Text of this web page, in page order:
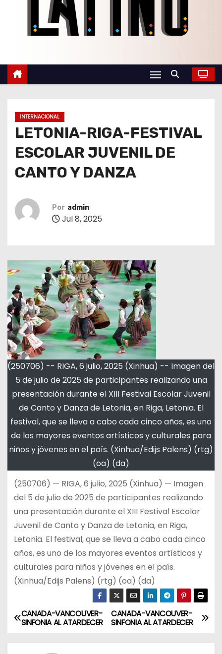
INTERNACIONAL
LETONIA-RIGA-FESTIVAL
ESCOLAR JUVENIL DE
CANTO Y DANZA
Por admin
Jul 8, 2025
(250706) -- RIGA, 6 julio, 2025 (Xinhua) -- Imagen del
5 de julio de 2025 de participantes realizando una
presentación durante el XIII Festival Escolar Juvenil
de Canto y Danza de Letonia, en Riga, Letonia. El
festival, que se lleva a cabo cada cinco años, es uno
de los mayores eventos artísticos y culturales para
niños y jóvenes en el país. (Xinhua/Edijs Palens) (rtg)
(oa) (da)
(250706) — RIGA, 6 julio, 2025 (Xinhua) — Imagen
del 5 de julio de 2025 de participantes realizando
una presentación durante el XIII Festival Escolar
Juvenil de Canto y Danza de Letonia, en Riga,
Letonia. El festival, que se lleva a cabo cada cinco
años, es uno de los mayores eventos artísticos y
culturales para niños y jóvenes en el país.
(Xinhua/Edijs Palens) (rtg) (oa) (da)
N
a
CANADA-VANCOUVER-
SINFONIA AL ATARDECER
CANADA-VANCOUVER-
SINFONIA AL ATARDECER